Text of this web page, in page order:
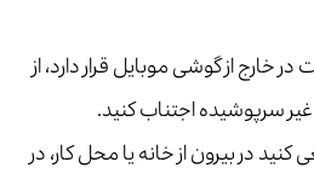
خارج از گوشی موبایل قرار دارد، از
غیر سرپوشیده اجتناب کنید.
در بیرون از خانه یا محل کار، در